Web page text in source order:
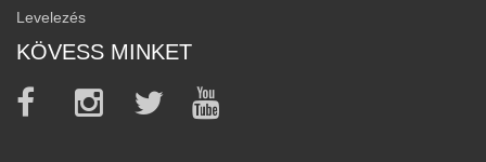
Levelezés
KÖVESS MINKET